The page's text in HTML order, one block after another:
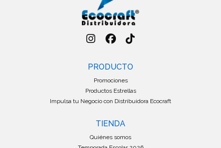
PRODUCTO
Promociones
Productos Estrellas
Impulsa tu Negocio con Distribuidora Ecocraft
TIENDA
Quiénes somos